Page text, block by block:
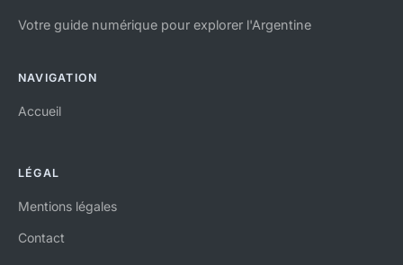
Votre guide numérique pour explorer l'Argentine
NAVIGATION
Accueil
LÉGAL
Mentions légales
Contact